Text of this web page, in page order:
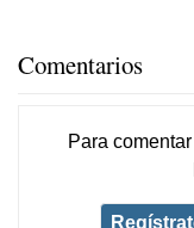
Comentarios
Para